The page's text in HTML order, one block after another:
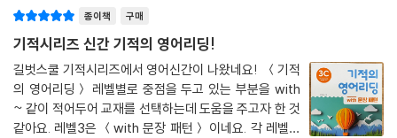
문장 이해에 필수적인 다양한 문형을 익힙니다.
Level 3은 생활 속 규범, 사회·과학 지식이 결합된 이야기 지문으로 구성
되어 있습니다. 흥미롭고 실용적인 이야기와 더불어 초대장·안내문·포스
터·표 등 다양한 시각적 자료를 함께 접하며 읽고 이해하는 힘을 기릅니다.
또한 자주 쓰이는 교과서 필수 문형을 집중 학습합니다. 문형에 익숙해지
종이책 구매
기적시리즈 신간 기적의 영어리딩!
길벗스쿨 기적시리즈에서 영어신간이 나왔네요! ＜기적
의 영어리딩＞ 레벨별로 중점을 두고 있는 부분을 with
~ 같이 적어두어 교재를 선택하는데 도움을 주고자 한 것
같아요. 레벨3은 ＜with 문장 패턴＞ 이네요. 각 레벨은